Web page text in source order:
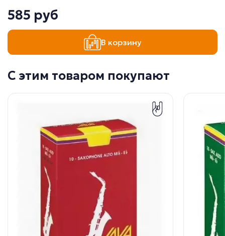
585 руб
В корзину
С этим товаром покупают